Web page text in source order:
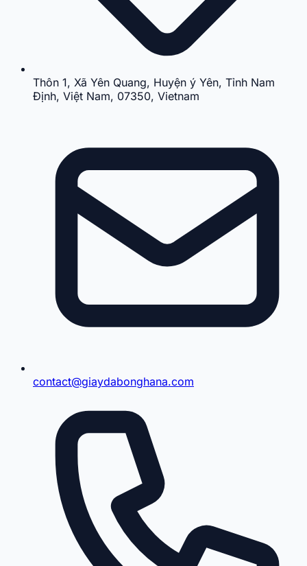
Thôn 1, Xã Yên Quang, Huyện ý Yên, Tỉnh Nam
Định, Việt Nam, 07350, Vietnam
contact@giaydabonghana.com